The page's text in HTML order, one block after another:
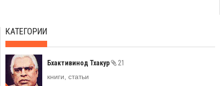
КАТЕГОРИИ
Бхактивинод Тхакур
21
книги, статьи